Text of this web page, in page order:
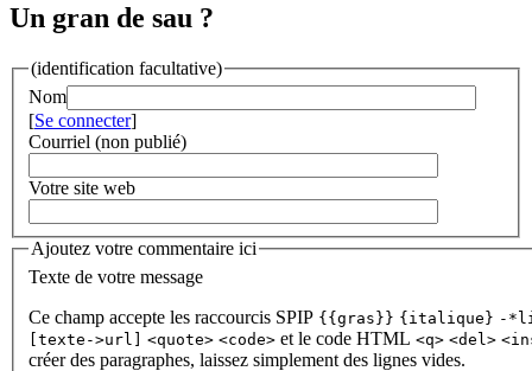
Un gran de sau ?
(identification facultative)
Nom
[Se connecter]
Courriel (non publié)
Votre site web
Ajoutez votre commentaire ici
Texte de votre message
Ce champ accepte les raccourcis SPIP {{gras}} {italique} -
[texte->url] <quote> <code> et le code HTML <q> <del>
créer des paragraphes, laissez simplement des lignes vides.